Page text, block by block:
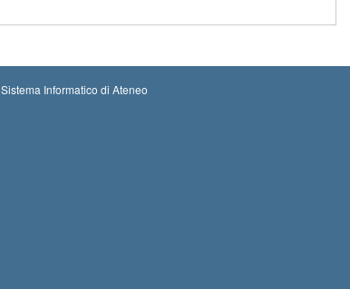
Sistema Informatico di Ateneo